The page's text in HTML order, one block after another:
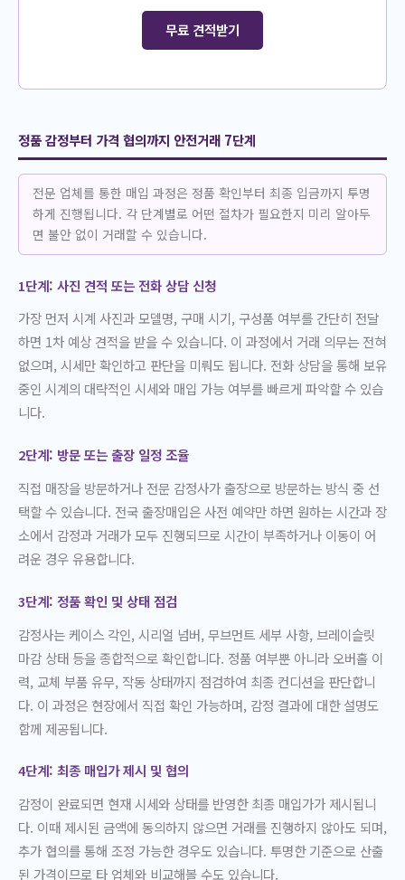
무료 견적받기
정품 감정부터 가격 협의까지 안전거래 7단계
전문 업체를 통한 매입 과정은 정품 확인부터 최종 입금까지 투명
하게 진행됩니다. 각 단계별로 어떤 절차가 필요한지 미리 알아두
면 불안 없이 거래할 수 있습니다.
1단계: 사진 견적 또는 전화 상담 신청
가장 먼저 시계 사진과 모델명, 구매 시기, 구성품 여부를 간단히 전달
하면 1차 예상 견적을 받을 수 있습니다. 이 과정에서 거래 의무는 전혀
없으며, 시세만 확인하고 판단을 미뤄도 됩니다. 전화 상담을 통해 보유
중인 시계의 대략적인 시세와 매입 가능 여부를 빠르게 파악할 수 있습
니다.
2단계: 방문 또는 출장 일정 조율
직접 매장을 방문하거나 전문 감정사가 출장으로 방문하는 방식 중 선
택할 수 있습니다. 전국 출장매입은 사전 예약만 하면 원하는 시간과 장
소에서 감정과 거래가 모두 진행되므로 시간이 부족하거나 이동이 어
려운 경우 유용합니다.
3단계: 정품 확인 및 상태 점검
감정사는 케이스 각인, 시리얼 넘버, 무브먼트 세부 사항, 브레이슬릿
마감 상태 등을 종합적으로 확인합니다. 정품 여부뿐 아니라 오버홀 이
력, 교체 부품 유무, 작동 상태까지 점검하여 최종 컨디션을 판단합니
다. 이 과정은 현장에서 직접 확인 가능하며, 감정 결과에 대한 설명도
함께 제공됩니다.
4단계: 최종 매입가 제시 및 협의
감정이 완료되면 현재 시세와 상태를 반영한 최종 매입가가 제시됩니
다. 이때 제시된 금액에 동의하지 않으면 거래를 진행하지 않아도 되며,
추가 협의를 통해 조정 가능한 경우도 있습니다. 투명한 기준으로 산출
된 가격이므로 타 업체와 비교해볼 수도 있습니다.